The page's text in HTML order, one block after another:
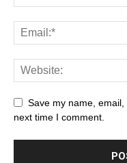
Save my name,
next time I comment.